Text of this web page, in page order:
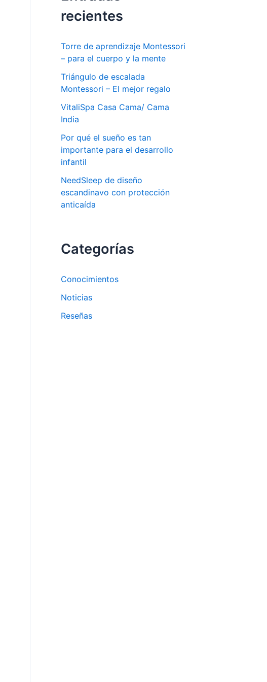
r
o
recientes
Torre de aprendizaje Montessori
– para el cuerpo y la mente
Triángulo de escalada
Montessori – El mejor regalo
VitaliSpa Casa Cama/ Cama
India
Por qué el sueño es tan
importante para el desarrollo
infantil
NeedSleep de diseño
escandinavo con protección
anticaída
Categorías
Conocimientos
Noticias
Reseñas